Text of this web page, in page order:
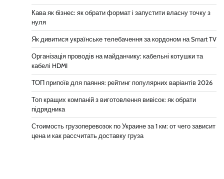
Кава як бізнес: як обрати формат і запустити власну точку з
нуля
Як дивитися українське телебачення за кордоном на Smart TV
Організація проводів на майданчику: кабельні котушки та
кабелі HDMI
ТОП припоїв для паяння: рейтинг популярних варіантів 2026
Топ кращих компаній з виготовлення вивісок: як обрати
підрядника
Стоимость грузоперевозок по Украине за 1 км: от чего зависит
цена и как рассчитать доставку груза